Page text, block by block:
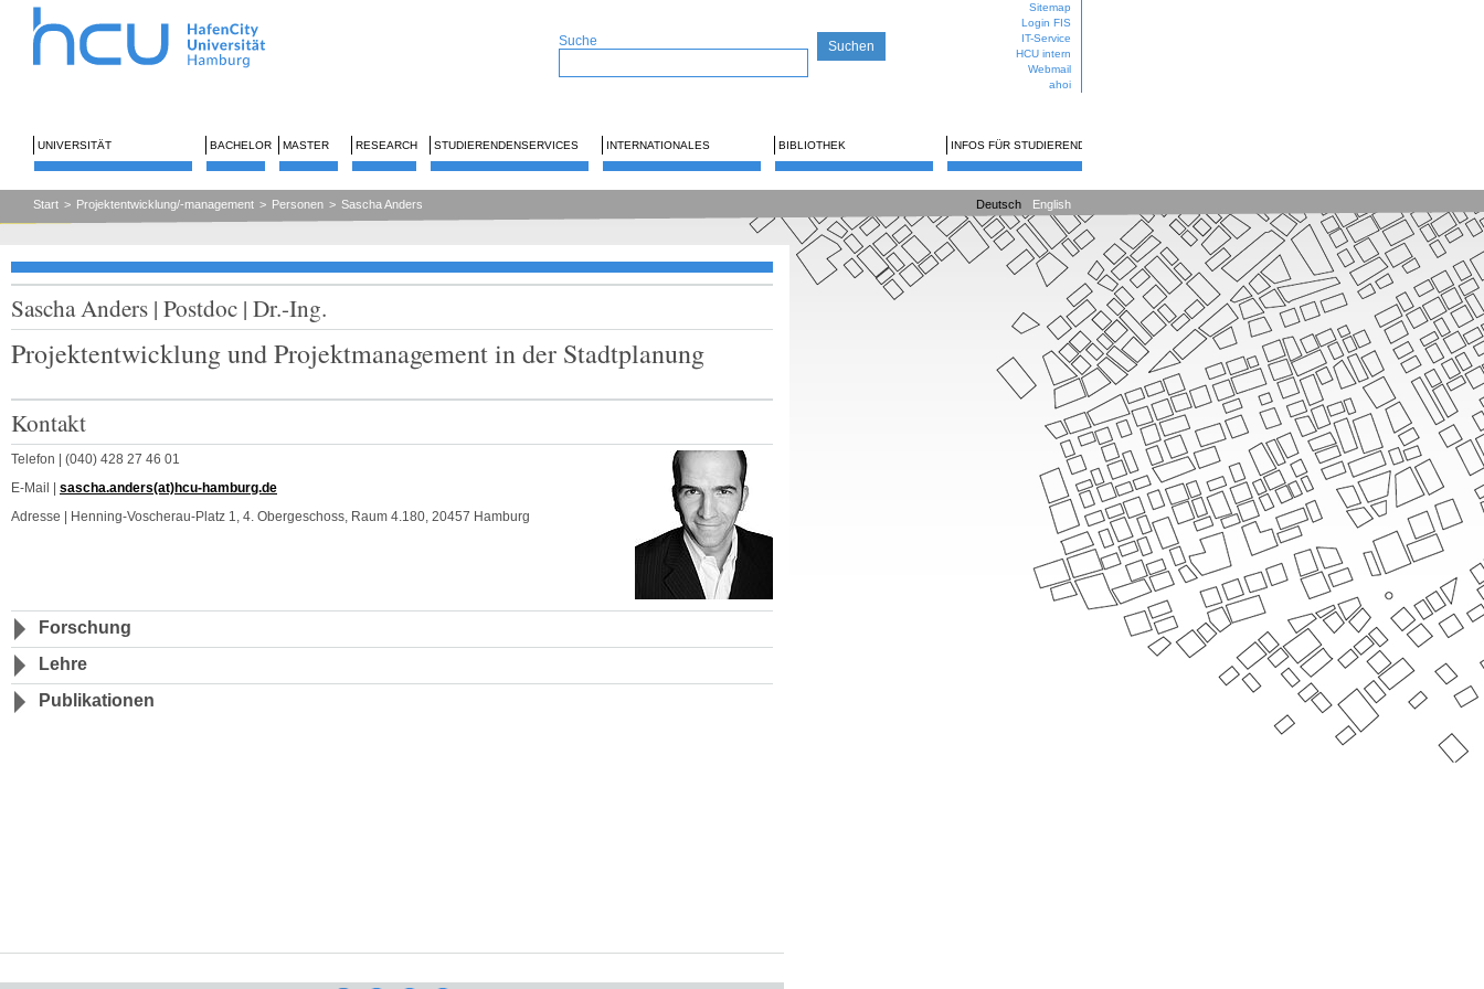
Suche
Sitemap
Login FIS
IT-Service
HCU intern
Webmail
ahoi
UNIVERSITÄT BACHELOR MASTER RESEARCH STUDIERENDENSERVICES INTERNATIONALES BIBLIOTHEK INFOS FÜR STUDIERENDE
Start > Projektentwicklung/-management > Personen > Sascha Anders Deutsch English
Sascha Anders | Postdoc | Dr.-Ing.
Projektentwicklung und Projektmanagement in der Stadtplanung
Kontakt
Telefon | (040) 428 27 46 01
E-Mail | sascha.anders(at)hcu-hamburg.de
Adresse | Henning-Voscherau-Platz 1, 4. Obergeschoss, Raum 4.180, 20457 Hamburg
Forschung
Lehre
Publikationen